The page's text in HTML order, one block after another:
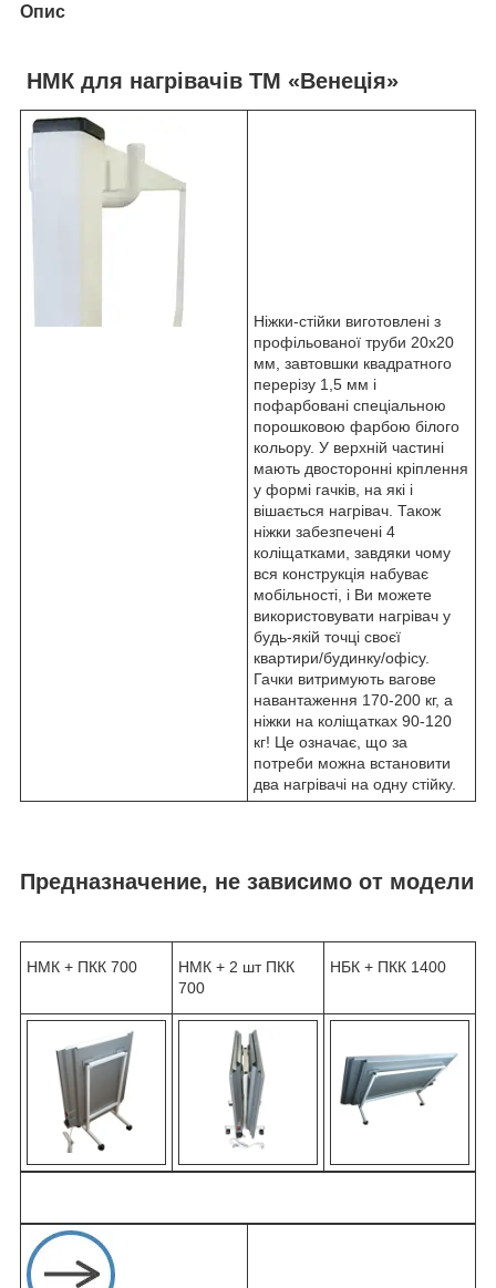
Опис
НМК для нагрівачів ТМ «Венеція»
Ніжки-стійки виготовлені з
профільованої труби 20х20
мм, завтовшки квадратного
перерізу 1,5 мм і
пофарбовані спеціальною
порошковою фарбою білого
кольору. У верхній частині
мають двосторонні кріплення
у формі гачків, на які і
вішається нагрівач. Також
ніжки забезпечені 4
коліщатками, завдяки чому
вся конструкція набуває
мобільності, і Ви можете
використовувати нагрівач у
будь-якій точці своєї
квартири/будинку/офісу.
Гачки витримують вагове
навантаження 170-200 кг, а
ніжки на коліщатках 90-120
кг! Це означає, що за
потреби можна встановити
два нагрівачі на одну стійку.
Предназначение, не зависимо от модели
НМК + ПКК 700
НМК + 2 шт ПКК
700
НБК + ПКК 1400